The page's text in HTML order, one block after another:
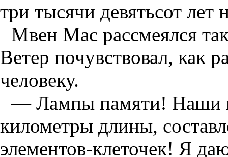
три тысячи девятьсот лет
Мвен Мас рассмеялся
Ветер почувствовал, как
человеку.
— Лампы памяти! Наши
километры длины,
элементов-клеточек! Я